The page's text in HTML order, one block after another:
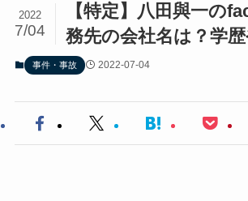
【特定】八田與一の
務先の会社名は？学
2022
7/04
事件・事故 2022-07-04